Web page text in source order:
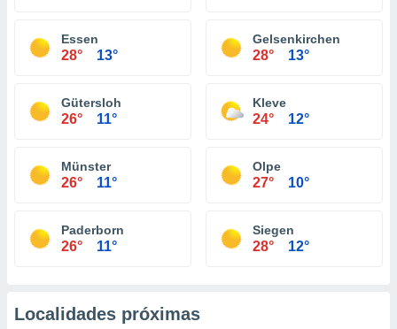
Essen
28° 13°
Gelsenkirchen
28° 13°
Gütersloh
26° 11°
Kleve
24° 12°
Münster
26° 11°
Olpe
27° 10°
Paderborn
26° 11°
Siegen
28° 12°
Localidades próximas